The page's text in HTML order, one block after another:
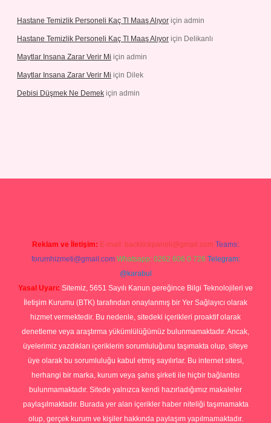
Hastane Temizlik Personeli Kaç Tl Maaş Alıyor için admin
Hastane Temizlik Personeli Kaç Tl Maaş Alıyor için Delikanlı
Maytlar Insana Zarar Verir Mi için admin
Maytlar Insana Zarar Verir Mi için Dilek
Debisi Düşmek Ne Demek için admin
Reklam ve İletişim: E-mail: backlinkpaneli@gmail.com Teams:
forumhizmeti@gmail.com Whatsapp: 0262 606 0 726 Telegram:
@karabul
Yasal Uyarı: Sitemiz, 5651 Sayılı Kanun gereğince Bilgi Teknolojileri ve
İletişim Kurumu (BTK) tarafından onaylanmış bir Yer Sağlayıcı olarak
hizmet vermektedir. Bu nedenle, sitedeki içerikleri proaktif olarak
denetleme veya araştırma yükümlülüğümüz bulunmamaktadır. Ancak,
üyelerimiz yazdıkları içeriklerin sorumluluğunu taşımakta olup, siteye
üye olarak bu sorumluluğu kabul etmiş sayılırlar. Bu internet sitesi,
herhangi bir marka, kurum veya şahıs şirketi ile hiçbir bağlantısı
bulunmamaktadır. Sitede yalnızca kendi hazırladığımız makaleler
paylaşılmaktadır. Burada yer alan içerikler haber niteliği taşımamakta
olup, gerçek kurum ve kişiler hakkında paylaşım yapılmamaktadır.